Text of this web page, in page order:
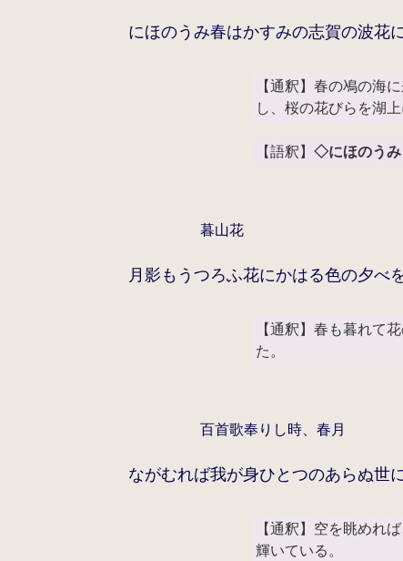
にほのうみ春はかすみの志賀の波花
【通釈】春の鳰の海
し、桜の花びらを湖
【語釈】 ◇にほのうみ
暮山花
月影もうつろふ花にかはる色の夕べ
【通釈】春も暮れて
た。
百首歌奉りし時、春月
ながむれば我が身ひとつのあらぬ世
【通釈】空を眺めれ
輝いている。